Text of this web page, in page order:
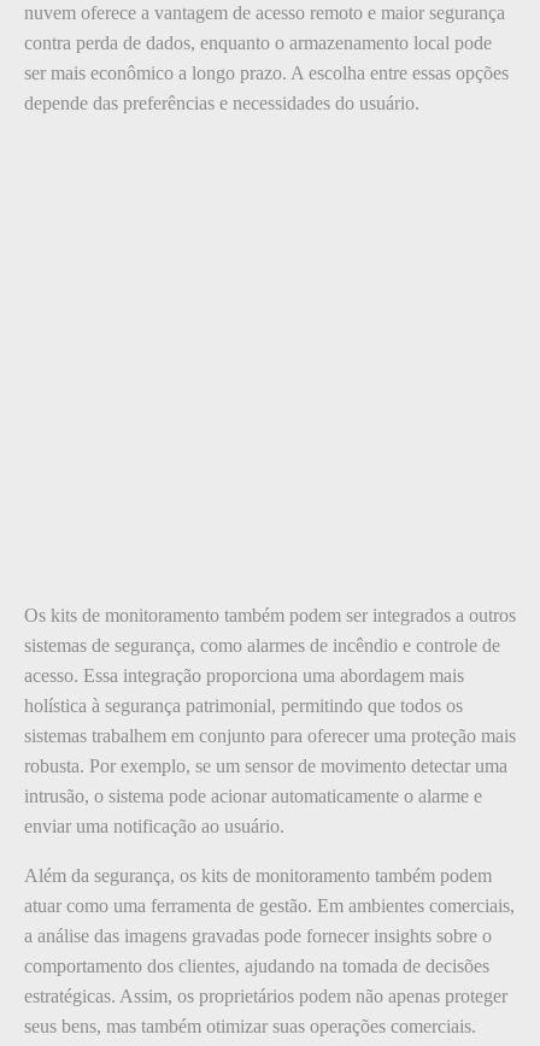
nuvem oferece a vantagem de acesso remoto e maior segurança
contra perda de dados, enquanto o armazenamento local pode
ser mais econômico a longo prazo. A escolha entre essas opções
depende das preferências e necessidades do usuário.
Os kits de monitoramento também podem ser integrados a outros
sistemas de segurança, como alarmes de incêndio e controle de
acesso. Essa integração proporciona uma abordagem mais
holística à segurança patrimonial, permitindo que todos os
sistemas trabalhem em conjunto para oferecer uma proteção mais
robusta. Por exemplo, se um sensor de movimento detectar uma
intrusão, o sistema pode acionar automaticamente o alarme e
enviar uma notificação ao usuário.
Além da segurança, os kits de monitoramento também podem
atuar como uma ferramenta de gestão. Em ambientes comerciais,
a análise das imagens gravadas pode fornecer insights sobre o
comportamento dos clientes, ajudando na tomada de decisões
estratégicas. Assim, os proprietários podem não apenas proteger
seus bens, mas também otimizar suas operações comerciais.